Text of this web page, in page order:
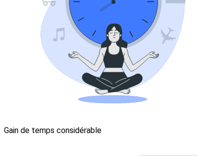
Gain de temps considérable